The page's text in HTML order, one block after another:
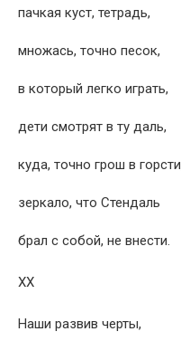
пачкая куст, тетрадь,
множась, точно песок,
в который легко играть,
дети смотрят в ту даль,
куда, точно грош в
зеркало, что Стендаль
брал с собой, не внести.
XX
Наши развив черты,